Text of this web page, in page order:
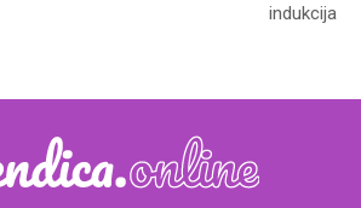
indukcija